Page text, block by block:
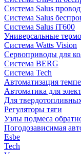
Система Salus
Система Salus
Система Salus iT600
Универсальные
Система Watts Vision
Сервоприводы для
Система BERG
Система Tech
Автоматизация
Автоматика для
Для
Регуляторы тяги
Узлы подмеса
Погодозависимая
Esbe
Tech